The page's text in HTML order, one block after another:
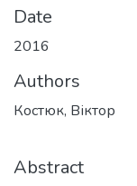
Date
2016
Authors
Костюк, Віктор
Abstract